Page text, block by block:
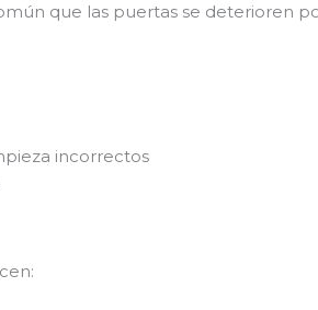
que las puertas se deterioren
incorrectos